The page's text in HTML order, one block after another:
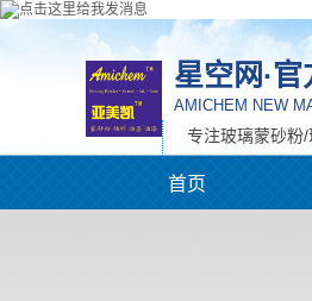
星空网·官
AMICHEM NEW
专注玻璃蒙砂粉
首页